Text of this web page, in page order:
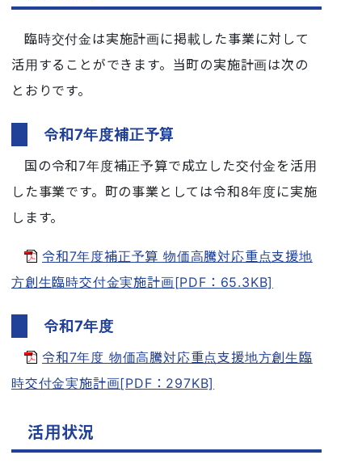
臨時交付金は実施計画に掲載した事業に対して
活用することができます。当町の実施計画は次の
とおりです。
令和7年度補正予算
国の令和7年度補正予算で成立した交付金を活用
した事業です。町の事業としては令和8年度に実施
します。
令和7年度補正予算 物価高騰対応重点支援地
方創生臨時交付金実施計画[PDF：65.3KB]
令和7年度
令和7年度 物価高騰対応重点支援地方創生臨
時交付金実施計画[PDF：297KB]
活用状況